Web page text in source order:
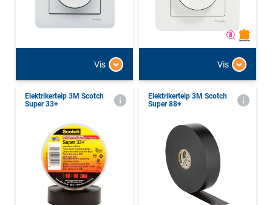
Vis Vis
Elektrikerteip 3M Scotch
Super 33+
Elektrikerteip 3M Scotch
Super 88+